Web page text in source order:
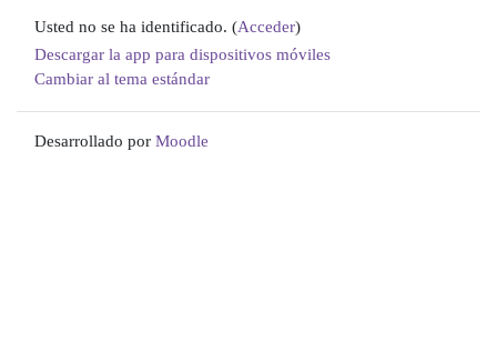
Usted no se ha identificado. (Acceder)
Descargar la app para dispositivos móviles
Cambiar al tema estándar
Desarrollado por Moodle